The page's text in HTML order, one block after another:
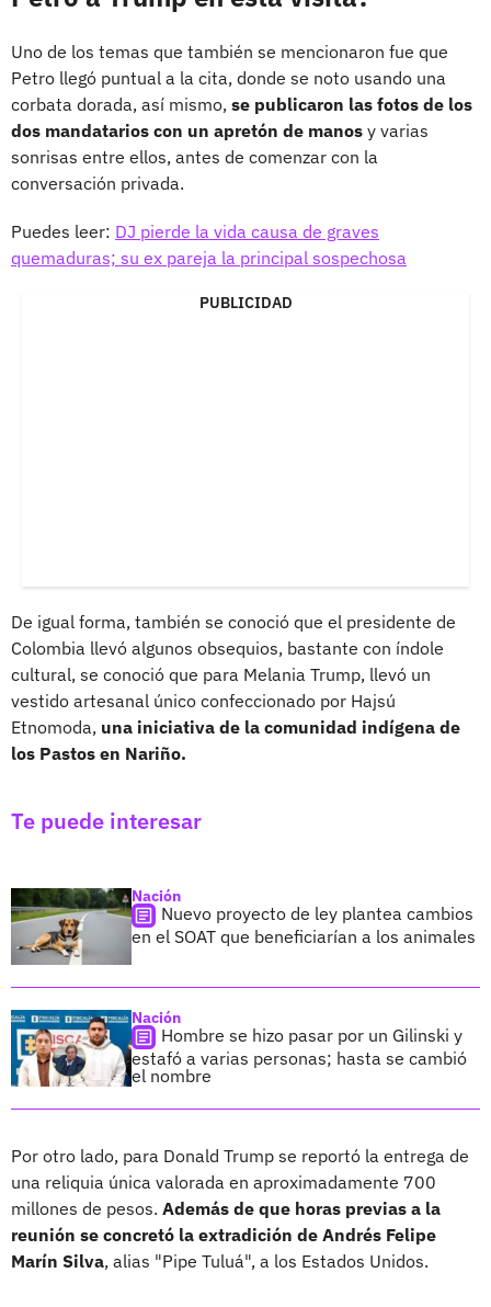
Uno de los temas que también se mencionaron fue que
Petro llegó puntual a la cita, donde se noto usando una
corbata dorada, así mismo, se publicaron las fotos de los
dos mandatarios con un apretón de manos y varias
sonrisas entre ellos, antes de comenzar con la
conversación privada.
Puedes leer: DJ pierde la vida causa de graves
quemaduras; su ex pareja la principal sospechosa
PUBLICIDAD
De igual forma, también se conoció que el presidente de
Colombia llevó algunos obsequios, bastante con índole
cultural, se conoció que para Melania Trump, llevó un
vestido artesanal único confeccionado por Hajsú
Etnomoda, una iniciativa de la comunidad indígena de
los Pastos en Nariño.
Te puede interesar
Nación
Nuevo proyecto de ley plantea cambios
en el SOAT que beneficiarían a los animales
Nación
Hombre se hizo pasar por un Gilinski y
estafó a varias personas; hasta se cambió
el nombre
Por otro lado, para Donald Trump se reportó la entrega de
una reliquia única valorada en aproximadamente 700
millones de pesos. Además de que horas previas a la
reunión se concretó la extradición de Andrés Felipe
Marín Silva, alias "Pipe Tuluá", a los Estados Unidos.